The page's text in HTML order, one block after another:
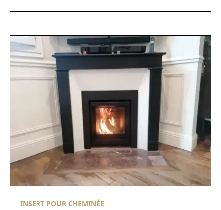
INSERT POUR CHEMINÉE